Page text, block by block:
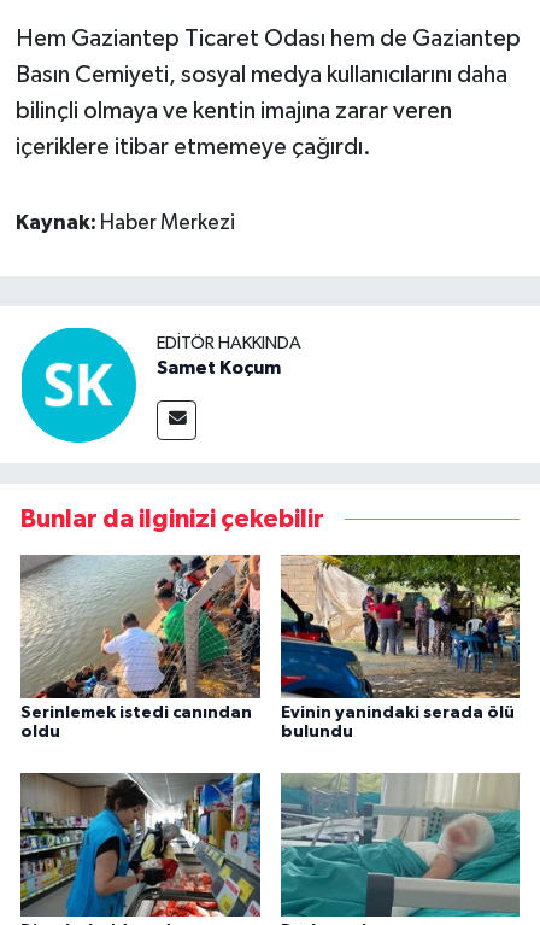
Hem Gaziantep Ticaret Odası hem de Gaziantep
Basın Cemiyeti, sosyal medya kullanıcılarını daha
bilinçli olmaya ve kentin imajına zarar veren
içeriklere itibar etmemeye çağırdı.
Kaynak: Haber Merkezi
EDITÖR HAKKINDA
Samet Koçum
Bunlar da ilginizi çekebilir
Serinlemek istedi canından
oldu
Evinin yanindaki serada ölü
bulundu